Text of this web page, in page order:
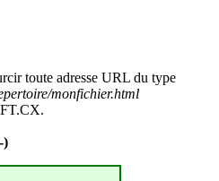
toute adresse URL du type
monfichier.html
)